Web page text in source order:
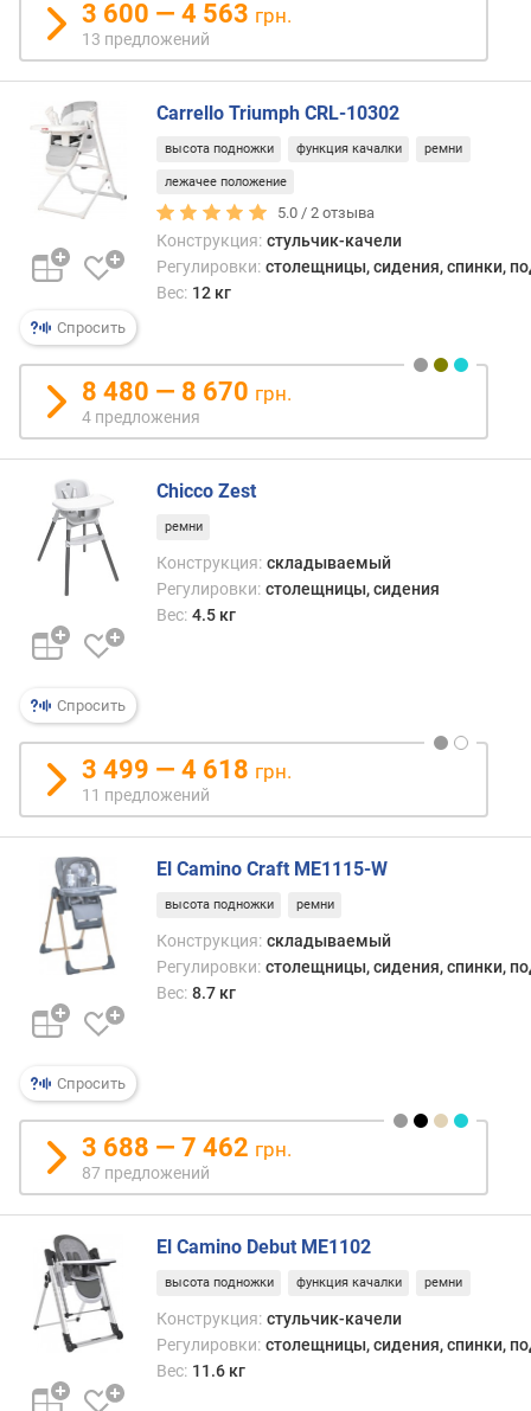
ы
в
а
м
п
д
а
е
д
б
а
л
н
и
я
п
к
о
л
ч
е
с
т
р
е
д
л
о
ж
е
и
й
м
а
к
с
и
м
а
л
н
3 600 — 4 563 грн.
13 предложений
Спросить
Carrello Triumph CRL-10302
высота подножки функция качалки ремни
лежачее положение
5.0 /2 отзыва
Конструкция: стульчик-качели
Регулировки: столещницы, сидения, спинки,
Вес: 12 кг
8 480 — 8 670 грн.
4 предложения
Спросить
Chicco Zest
ремни
Конструкция: складываемый
Регулировки: столещницы, сидения
Вес: 4.5 кг
3 499 — 4 618 грн.
11 предложений
Спросить
El Camino Craft ME1115-W
высота подножки ремни
Конструкция: складываемый
Регулировки: столещницы, сидения, спинки,
Вес: 8.7 кг
3 688 — 7 462 грн.
87 предложений
El Camino Debut ME1102
высота подножки функция качалки ремни
Конструкция: стульчик-качели
Регулировки: столещницы, сидения, спинки,
Вес: 11.6 кг